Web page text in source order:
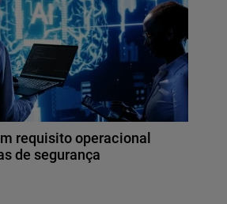
requisito operacional
de segurança